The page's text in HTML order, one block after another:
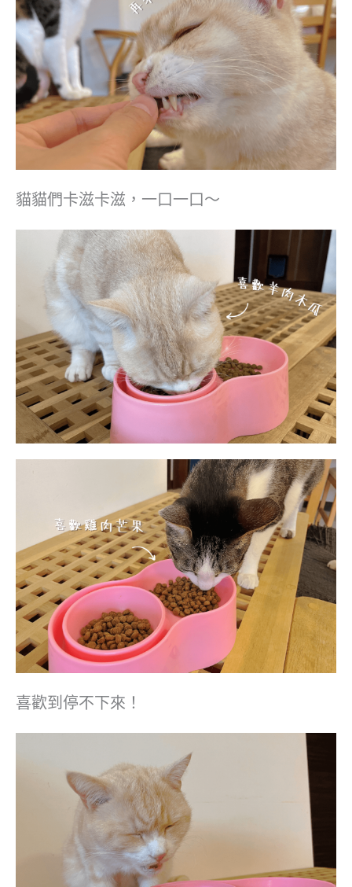
貓貓們卡滋卡滋，一口一口～
喜歡到停不下來！